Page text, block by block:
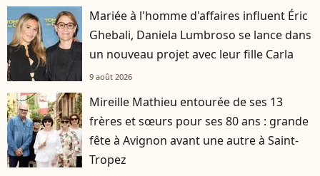
Mariée à l'homme d'affaires influent Éric
Ghebali, Daniela Lumbroso se lance dans
un nouveau projet avec leur fille Carla
9 août 2026
Mireille Mathieu entourée de ses 13
frères et sœurs pour ses 80 ans : grande
fête à Avignon avant une autre à Saint-
Tropez